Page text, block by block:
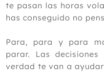
te pasan las horas
has conseguido no
Para, para y para
parar. Las
verdad te van a